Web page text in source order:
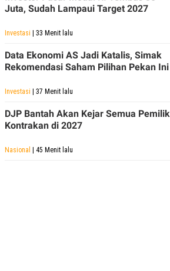
Juta, Sudah Lampaui Target 2027
Investasi | 33 Menit lalu
Data Ekonomi AS Jadi Katalis, Simak
Rekomendasi Saham Pilihan Pekan Ini
Investasi | 37 Menit lalu
DJP Bantah Akan Kejar Semua Pemilik
Kontrakan di 2027
Nasional | 45 Menit lalu